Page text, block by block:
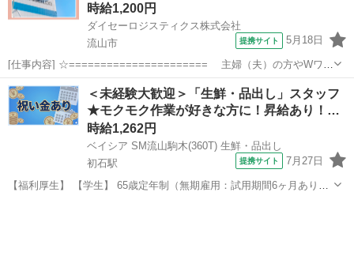
時給1,200円
ダイセーロジスティクス株式会社
流山市
提携サイト 5月18日
[仕事内容] ☆====================== 主婦（夫）の方やWワー
クの方も働きやすい！ 週3日から勤務可能！扶養内勤務可能！ ＼
未経験者の方大歓迎／ =======================☆ ...
千葉 流山市 仕分け
＜未経験大歓迎＞「生鮮・品出し」スタッフ
★モクモク作業が好きな方に！昇給あり！…
時給1,262円
ベイシア SM流山駒木(360T) 生鮮・品出し
初石駅
提携サイト 7月27日
【福利厚生】 【学生】 65歳定年制（無期雇用：試用期間6ヶ月あり）